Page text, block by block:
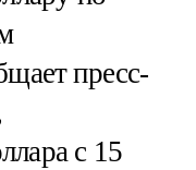
пресс-
с 15